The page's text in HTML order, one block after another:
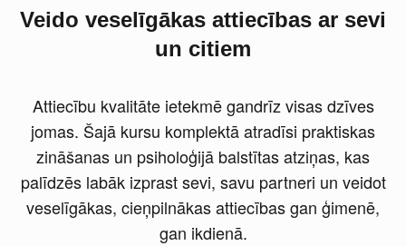
Veido veselīgākas attiecības ar sevi
un citiem
Attiecību kvalitāte ietekmē gandrīz visas dzīves
jomas. Šajā kursu komplektā atradīsi praktiskas
zināšanas un psiholoģijā balstītas atziņas, kas
palīdzēs labāk izprast sevi, savu partneri un veidot
veselīgākas, cieņpilnākas attiecības gan ģimenē,
gan ikdienā.